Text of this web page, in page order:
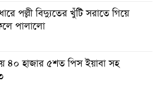
নদে নিখোঁজ সাইফুলের মরদেহ গফরগাঁও
সন্ধান মেলেনি
দিবস পালিত
পল্লী বিদ্যুতের খুঁটি সরাতে গিয়ে
পালালো
৪০ হাজার ৫শত পিস ইয়াবা সহ